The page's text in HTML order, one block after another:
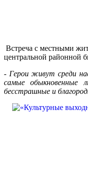
Встреча с местными
центральной районной
- Герои живут среди
самые обыкновенные
бесстрашные и